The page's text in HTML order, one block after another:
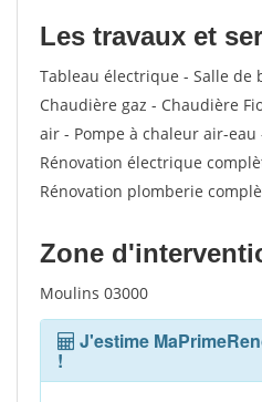
Les travaux et
Tableau électrique - Salle de
Chaudière gaz - Chaudière
air - Pompe à chaleur air-eau
Rénovation électrique
Rénovation plomberie
Zone
Moulins 03000